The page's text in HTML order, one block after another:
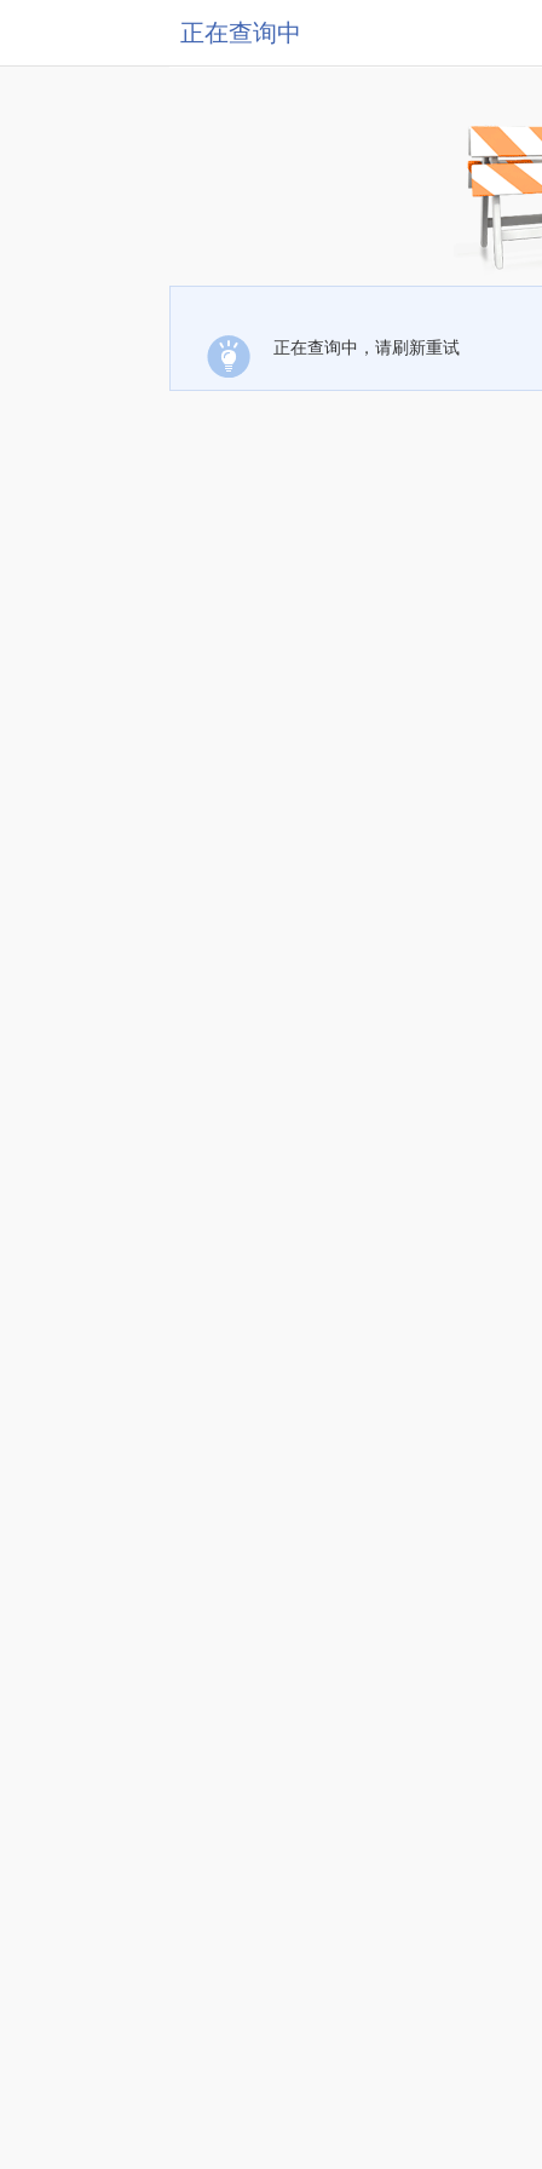
正在查询中
正在查询中，请刷新重试